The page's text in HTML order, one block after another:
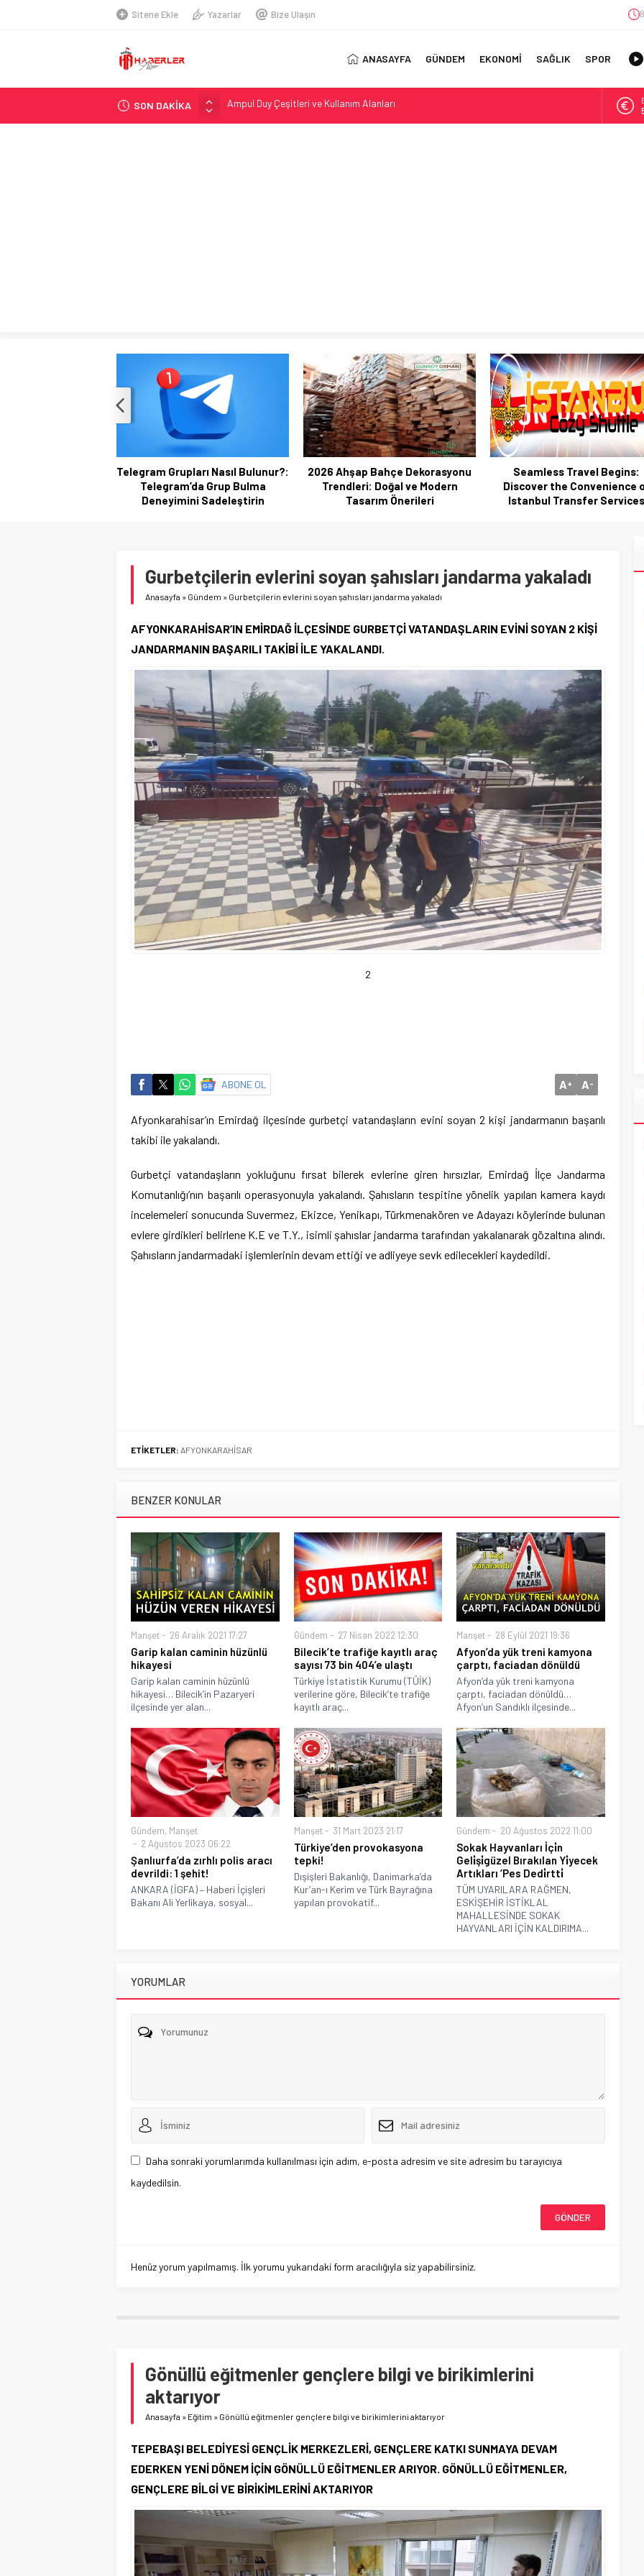
Sitene Ekle Yazarlar Bize Ulaşın
ANASAYFA GÜNDEM EKONOMİ SAĞLIK SPOR
SON DAKİKA
Telegram Grupları Nasıl Bulunur?: Telegram’da Grup Bulma Deneyimini Sadeleştirin
2026 Ahşap Bahçe Dekorasyonu Trendleri: Doğal ve Modern Tasarım Önerileri
Telegram Grupları Nasıl Bulunur?:
Telegram’da Grup Bulma
Deneyimini Sadeleştirin
2026 Ahşap Bahçe Dekorasyonu
Trendleri: Doğal ve Modern
Tasarım Önerileri
Seamless Travel Begins:
Discover the Convenience
Istanbul Transfer Services
Gurbetçilerin evlerini soyan şahısları jandarma yakaladı
Anasayfa » Gündem » Gurbetçilerin evlerini soyan şahısları jandarma yakaladı
AFYONKARAHİSAR’IN EMİRDAĞ İLÇESİNDE GURBETÇİ VATANDAŞLARIN EVİNİ SOYAN 2 KİŞİ
JANDARMANIN BAŞARILI TAKİBİ İLE YAKALANDI.
2
ABONE OL A+ A-
Afyonkarahisar’ın Emirdağ ilçesinde gurbetçi vatandaşların evini soyan 2 kişi jandarmanın başarılı
takibi ile yakalandı.
Gurbetçi vatandaşların yokluğunu fırsat bilerek evlerine giren hırsızlar, Emirdağ İlçe Jandarma
Komutanlığı’nın başarılı operasyonuyla yakalandı. Şahısların tespitine yönelik yapılan kamera kaydı
incelemeleri sonucunda Suvermez, Ekizce, Yenikapı, Türkmenakören ve Adayazı köylerinde bulunan
evlere girdikleri belirlene K.E ve T.Y., isimli şahıslar jandarma tarafından yakalanarak gözaltına alındı.
Şahısların jandarmadaki işlemlerinin devam ettiği ve adliyeye sevk edilecekleri kaydedildi.
ETİKETLER: AFYONKARAHİSAR
BENZER KONULAR
Manşet 26 Aralık 2021 17:27
Garip kalan caminin hüzünlü
hikayesi
Garip kalan caminin hüzünlü
hikayesi… Bilecik’in Pazaryeri
ilçesinde yer alan...
Gündem 27 Nisan 2022 12:30
Bilecik’te trafiğe kayıtlı araç
sayısı 73 bin 404’e ulaştı
Türkiye İstatistik Kurumu (TÜİK)
verilerine göre, Bilecik’te trafiğe
kayıtlı araç...
Manşet 28 Eylül 2021 19:36
Afyon’da yük treni kamyona
çarptı, faciadan dönüldü
Afyon’da yük treni kamyona
çarptı, faciadan dönüldü…
Afyon’un Sandıklı ilçesinde...
Gündem, Manşet
2 Ağustos 2023 06:22
Şanlıurfa’da zırhlı polis aracı
devrildi: 1 şehit!
ANKARA (İGFA) – Haberi İçişleri
Bakanı Ali Yerlikaya, sosyal...
Manşet 31 Mart 2023 21:17
Türkiye’den provokasyona
tepki!
Dışişleri Bakanlığı, Danimarka’da
Kur’an-ı Kerim ve Türk Bayrağına
yapılan provokatif...
Gündem 20 Ağustos 2022 11:00
Sokak Hayvanları İçi̇n
Geli̇şi̇güzel Bırakılan Yi̇yecek
Artıkları ‘Pes Dedi̇rtti̇
TÜM UYARILARA RAĞMEN,
ESKİŞEHİR İSTİKLAL
MAHALLESİNDE SOKAK
HAYVANLARI İÇİN KALDIRIMA...
YORUMLAR
Daha sonraki yorumlarımda kullanılması için adım, e-posta adresim ve site adresim bu tarayıcıya
kaydedilsin.
Henüz yorum yapılmamış. İlk yorumu yukarıdaki form aracılığıyla siz yapabilirsiniz.
Gönüllü eğitmenler gençlere bilgi ve birikimlerini
aktarıyor
Anasayfa » Eğitim » Gönüllü eğitmenler gençlere bilgi ve birikimlerini aktarıyor
TEPEBAŞI BELEDİYESİ GENÇLİK MERKEZLERİ, GENÇLERE KATKI SUNMAYA DEVAM
EDERKEN YENİ DÖNEM İÇİN GÖNÜLLÜ EĞİTMENLER ARIYOR. GÖNÜLLÜ EĞİTMENLER,
GENÇLERE BİLGİ VE BİRİKİMLERİNİ AKTARIYOR